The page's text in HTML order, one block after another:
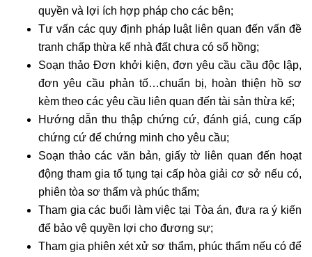
pháp
đơn
phương
quyền và lợi ích hợp pháp cho các bên;
Tư vấn các quy định pháp luật liên quan đến vấn đề
tranh chấp thừa kế nhà đất chưa có sổ hồng;
Soạn thảo Đơn khởi kiện, đơn yêu cầu cầu độc lập,
đơn yêu cầu phản tố…chuẩn bị, hoàn thiện hồ sơ
kèm theo các yêu cầu liên quan đến tài sản thừa kế;
Hướng dẫn thu thập chứng cứ, đánh giá, cung cấp
chứng cứ để chứng minh cho yêu cầu;
Soạn thảo các văn bản, giấy tờ liên quan đến hoạt
động tham gia tố tụng tại cấp hòa giải cơ sở nếu có,
phiên tòa sơ thẩm và phúc thẩm;
Tham gia các buổi làm việc tại Tòa án, đưa ra ý kiến
để bảo vệ quyền lợi cho đương sự;
Tham gia phiên xét xử sơ thẩm, phúc thẩm nếu có để